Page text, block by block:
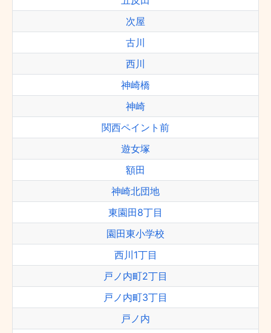
次屋
古川
西川
神崎橋
神崎
関西ペイント前
遊女塚
額田
神崎北団地
東園田8丁目
園田東小学校
西川1丁目
戸ノ内町2丁目
戸ノ内町3丁目
戸ノ内